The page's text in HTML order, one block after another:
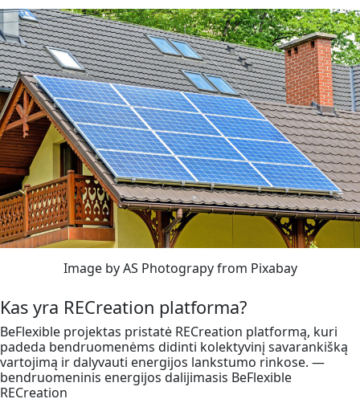
Image by AS Photograpy from Pixabay
Kas yra RECreation platforma?
BeFlexible projektas pristatė RECreation platformą, kuri
padeda bendruomenėms didinti kolektyvinį savarankišką
vartojimą ir dalyvauti energijos lankstumo rinkose. —
bendruomeninis energijos dalijimasis BeFlexible
RECreation